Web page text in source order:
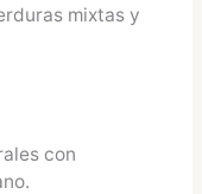
mixtas y
con